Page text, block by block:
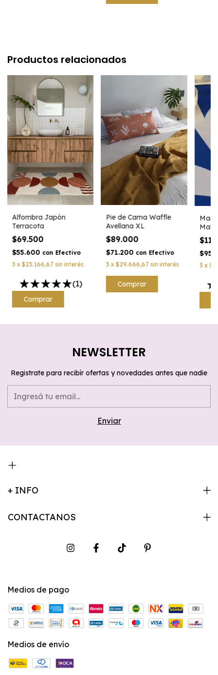
Productos relacionados
Alfombra Japón
Terracota
$69.500
$55.600 con Efectivo
3 x$23.166,67 sin interés
(1)
Pie de Cama Waffle
Avellana XL
$89.000
$71.200 con Efectivo
3 x$29.666,67 sin interés 3 x
NEWSLETTER
Registrate para recibír ofertas y novedades antes que nadie
+ INFO
CONTACTANOS
Medios de pago
Medios de envío